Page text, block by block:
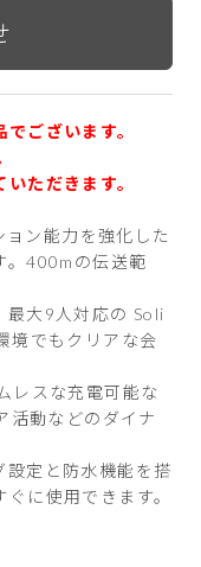
ございます。
ただきます。
ン能力を強化した
。400mの伝送範
最大9人対応の Soli
境でもクリアな会
レスな充電可能な
活動などのダイナ
設定と防水機能を搭
に使用できます。